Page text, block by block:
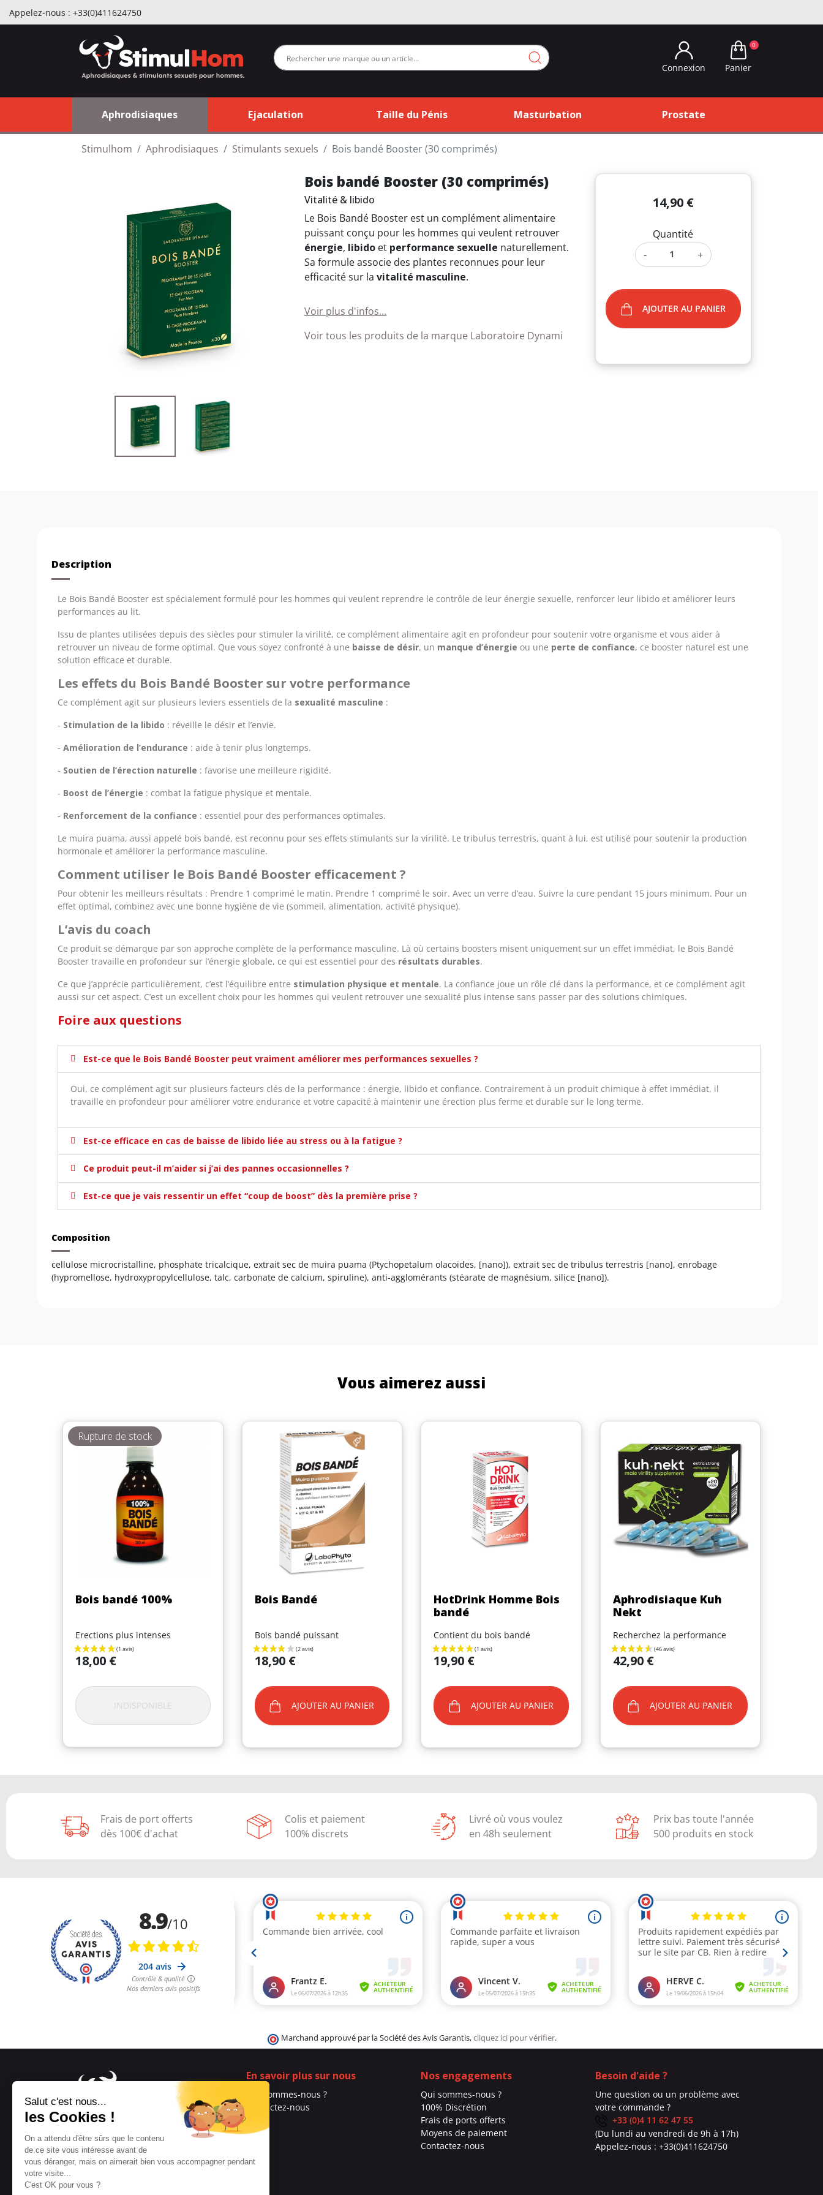
Appelez-nous : +33(0)411624750
Connexion
0
Panier
Aphrodisiaques Ejaculation Taille du Pénis Masturbation Prostate
Stimulhom Aphrodisiaques Stimulants sexuels Bois bandé Booster (30 comprimés)
Bois bandé Booster (30 comprimés)
Vitalité & libido
Le Bois Bandé Booster est un complément alimentaire
puissant conçu pour les hommes qui veulent retrouver
énergie, libidoet performance sexuelle naturellement.
Sa formule associe des plantes reconnues pour leur
efficacité sur la vitalité masculine.
Voir plus d'infos...
Voir tous les produits de la marque Laboratoire Dynami
14,90 €
Quantité
-
+
AJOUTER AU PANIER
Description
Le Bois Bandé Booster est spécialement formulé pour les hommes qui veulent reprendre le contrôle de leur énergie sexuelle, renforcer leur libido et améliorer leurs
performances au lit.
Issu de plantes utilisées depuis des siècles pour stimuler la virilité, ce complément alimentaire agit en profondeur pour soutenir votre organisme et vous aider à
retrouver un niveau de forme optimal. Que vous soyez confronté à une baisse de désir, un manque d’énergie ou une perte de confiance, ce booster naturel est une
solution efficace et durable.
Les effets du Bois Bandé Booster sur votre performance
Ce complément agit sur plusieurs leviers essentiels de la sexualité masculine :
- Stimulation de la libido : réveille le désir et l’envie.
- Amélioration de l’endurance : aide à tenir plus longtemps.
- Soutien de l’érection naturelle : favorise une meilleure rigidité.
- Boost de l’énergie : combat la fatigue physique et mentale.
- Renforcement de la confiance : essentiel pour des performances optimales.
Le muira puama, aussi appelé bois bandé, est reconnu pour ses effets stimulants sur la virilité. Le tribulus terrestris, quant à lui, est utilisé pour soutenir la production
hormonale et améliorer la performance masculine.
Comment utiliser le Bois Bandé Booster efficacement ?
Pour obtenir les meilleurs résultats : Prendre 1 comprimé le matin. Prendre 1 comprimé le soir. Avec un verre d’eau. Suivre la cure pendant 15 jours minimum. Pour un
effet optimal, combinez avec une bonne hygiène de vie (sommeil, alimentation, activité physique).
L’avis du coach
Ce produit se démarque par son approche complète de la performance masculine. Là où certains boosters misent uniquement sur un effet immédiat, le Bois Bandé
Booster travaille en profondeur sur l’énergie globale, ce qui est essentiel pour des résultats durables.
Ce que j’apprécie particulièrement, c’est l’équilibre entre stimulation physique et mentale. La confiance joue un rôle clé dans la performance, et ce complément agit
aussi sur cet aspect. C’est un excellent choix pour les hommes qui veulent retrouver une sexualité plus intense sans passer par des solutions chimiques.
Foire aux questions
Est-ce que le Bois Bandé Booster peut vraiment améliorer mes performances sexuelles ?
Oui, ce complément agit sur plusieurs facteurs clés de la performance : énergie, libido et confiance. Contrairement à un produit chimique à effet immédiat, il
travaille en profondeur pour améliorer votre endurance et votre capacité à maintenir une érection plus ferme et durable sur le long terme.
Est-ce efficace en cas de baisse de libido liée au stress ou à la fatigue ?
Ce produit peut-il m’aider si j’ai des pannes occasionnelles ?
Est-ce que je vais ressentir un effet “coup de boost” dès la première prise ?
Composition
cellulose microcristalline, phosphate tricalcique, extrait sec de muira puama (Ptychopetalum olacoïdes, [nano]), extrait sec de tribulus terrestris [nano], enrobage
(hypromellose, hydroxypropylcellulose, talc, carbonate de calcium, spiruline), anti-agglomérants (stéarate de magnésium, silice [nano]).
Vous aimerez aussi
Aperçu rapide
Bois bandé 100%
Erections plus intenses
Prix
18,00 €
INDISPONIBLE
Rupture de stock
Aperçu rapide
Bois Bandé
Bois bandé puissant
Prix
18,90 €
AJOUTER AU PANIER
Aperçu rapide
HotDrink Homme Bois
bandé
Contient du bois bandé
Prix
19,90 €
AJOUTER AU PANIER
Aperçu rapide
Aphrodisiaque Kuh
Nekt
Recherchez la performance
Prix
42,90 €
AJOUTER AU PANIER
Frais de port offerts
dès 100€ d'achat
Colis et paiement
100% discrets
Livré où vous voulez
en 48h seulement
Prix bas toute l'année
500 produits en stock
Marchand approuvé par la Société des Avis Garantis,cliquez ici pour vérifier.
Spécialiste français depuis
2008 qui propose des
aphrodisiaques et du plaisir
discrétion
En savoir plus sur nous
Qui sommes-nous ?
Contactez-nous
Nos engagements
Qui sommes-nous ?
100% Discrétion
Frais de ports offerts
Moyens de paiement
Contactez-nous
Besoin d'aide ?
Une question ou un problème avec
votre commande ?
+33 (0)4 11 62 47 55
(Du lundi au vendredi de 9h à 17h)
Appelez-nous : +33(0)411624750